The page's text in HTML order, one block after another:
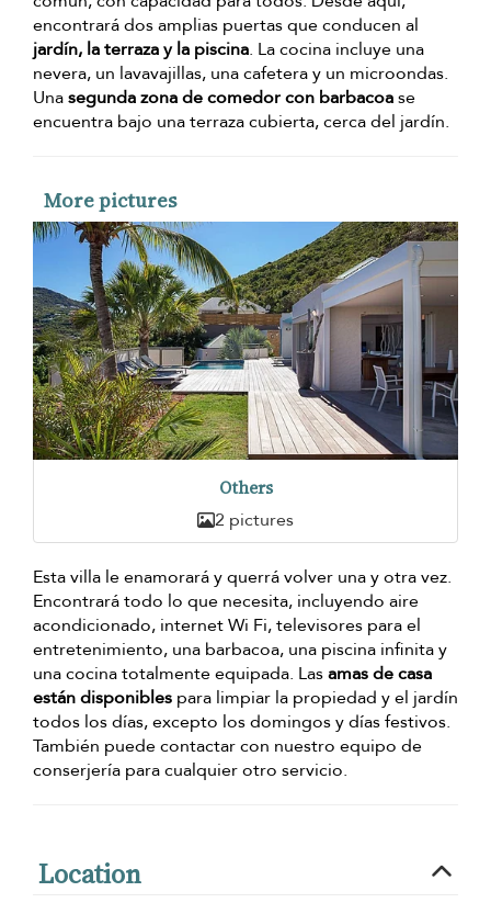
encontrará dos amplias puertas que conducen al
jardín, la terraza y la piscina. La cocina incluye una
nevera, un lavavajillas, una cafetera y un microondas.
Unasegunda zona de comedor con barbacoase
encuentra bajo una terraza cubierta, cerca del jardín.
More pictures
Others
2 pictures
Esta villa le enamorará y querrá volver una y otra vez.
Encontrará todo lo que necesita, incluyendo aire
acondicionado, internet Wi Fi, televisores para el
entretenimiento, una barbacoa, una piscina infinita y
una cocina totalmente equipada. Lasamas de casa
están disponibles para limpiar la propiedad y el jardín
todos los días, excepto los domingos y días festivos.
También puede contactar con nuestro equipo de
conserjería para cualquier otro servicio.
Location